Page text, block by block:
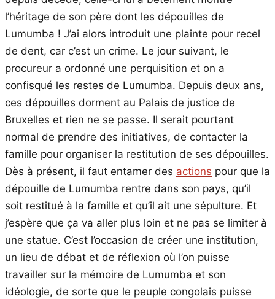
l’héritage de son père dont les dépouilles de
Lumumba ! J’ai alors introduit une plainte pour recel
de dent, car c’est un crime. Le jour suivant, le
procureur a ordonné une perquisition et on a
confisqué les restes de Lumumba. Depuis deux ans,
ces dépouilles dorment au Palais de justice de
Bruxelles et rien ne se passe. Il serait pourtant
normal de prendre des initiatives, de contacter la
famille pour organiser la restitution de ses dépouilles.
Dès à présent, il faut entamer des actions pour que la
dépouille de Lumumba rentre dans son pays, qu’il
soit restitué à la famille et qu’il ait une sépulture. Et
j’espère que ça va aller plus loin et ne pas se limiter à
une statue. C’est l’occasion de créer une institution,
un lieu de débat et de réflexion où l’on puisse
travailler sur la mémoire de Lumumba et son
idéologie, de sorte que le peuple congolais puisse